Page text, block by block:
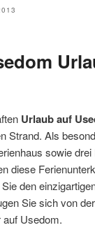
Urlaub auf
Strand. Als
sowie
diese
den
Sie sich von
Usedom.